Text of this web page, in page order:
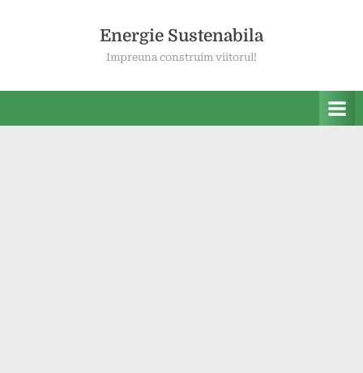
Energie Sustenabila
Impreuna construim viitorul!